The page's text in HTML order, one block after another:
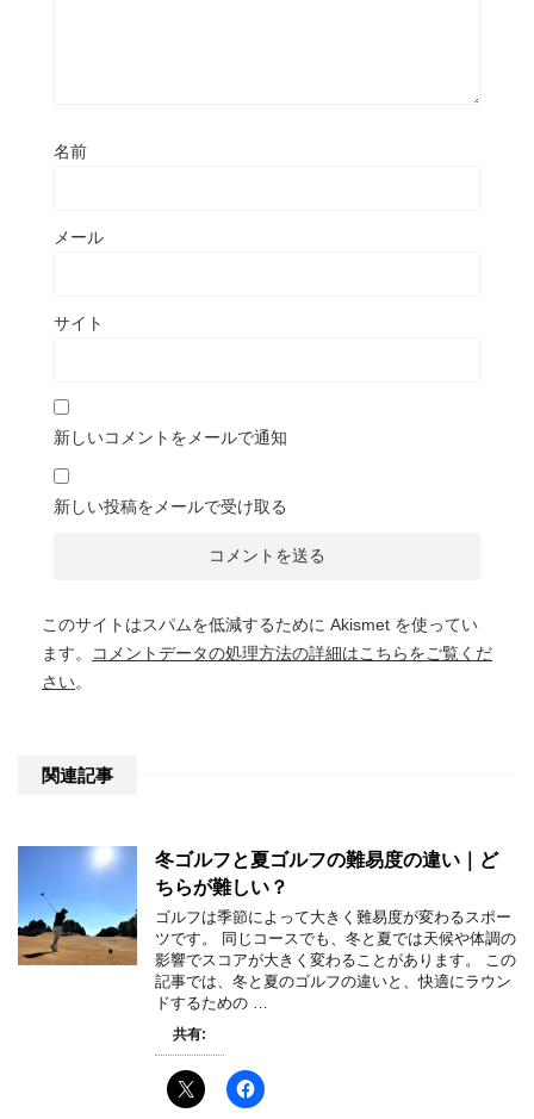
名前
メール
サイト
新しいコメントをメールで通知
新しい投稿をメールで受け取る
このサイトはスパムを低減するために Akismet を使ってい
ます。
コメントデータの処理方法の詳細はこちらをご覧くだ
さい。
関連記事
冬ゴルフと夏ゴルフの難易度の違い｜ど
ちらが難しい？
ゴルフは季節によって大きく難易度が変わるスポー
ツです。 同じコースでも、冬と夏では天候や体調の
影響でスコアが大きく変わることがあります。 この
記事では、冬と夏のゴルフの違いと、快適にラウン
ドするための …
共有: